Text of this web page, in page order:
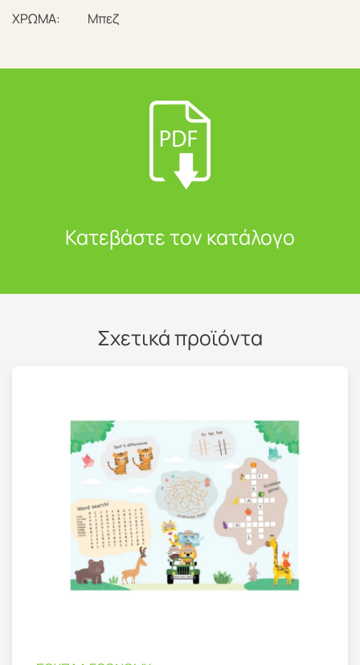
ΧΡΩΜΑ: Μπεζ
Κατεβάστε τον κατάλογο
Σχετικά προϊόντα